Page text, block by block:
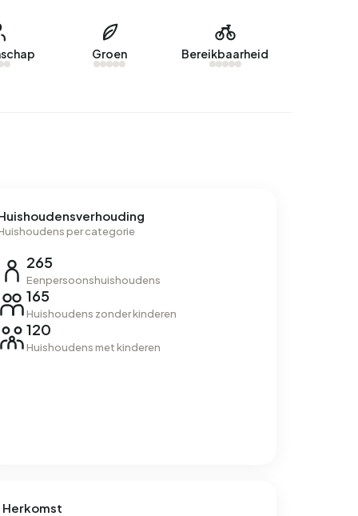
Groen Bereikbaarheid
per categorie
265
Eenpersoonshuishoudens
165
Huishoudens zonder kinderen
120
Huishoudens met kinderen
Herkomst